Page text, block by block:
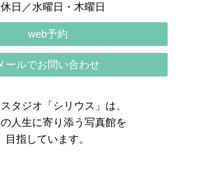
日／水曜日・木曜日
web予約
ールでお問い合わせ
タジオ「シリウス」は、
人生に寄り添う写真館を
目指しています。